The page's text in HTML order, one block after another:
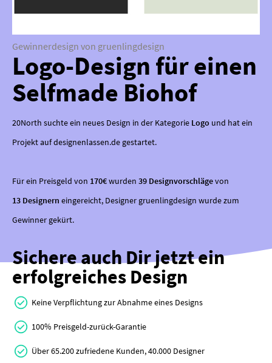
Gewinnerdesign von gruenlingdesign
Logo-Design für einen
Selfmade Biohof
20North suchte ein neues Design in der Kategorie Logo und hat ein
Projekt auf designenlassen.de gestartet.
Für ein Preisgeld von 170€wurden 39 Designvorschlägevon
13 Designern eingereicht, Designer gruenlingdesign wurde zum
Gewinner gekürt.
Sichere auch Dir jetzt ein
erfolgreiches Design
Keine Verpflichtung zur Abnahme eines Designs
100% Preisgeld-zurück-Garantie
Über 65.200 zufriedene Kunden, 40.000 Designer